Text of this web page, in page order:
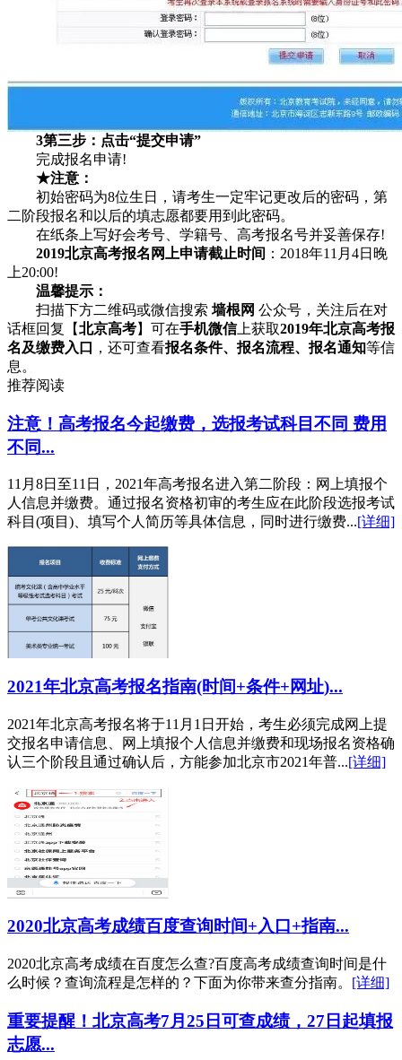
3第三步：点击“提交申请”
完成报名申请!
★注意：
初始密码为8位生日，请考生一定牢记更改后的密码，第
二阶段报名和以后的填志愿都要用到此密码。
在纸条上写好会考号、学籍号、高考报名号并妥善保存!
2019北京高考报名网上申请截止时间 ：2018年11月4日晚
上20:00!
温馨提示 ：
扫描下方二维码或微信搜索 墙根网 公众号，关注后在对
话框回复【北京高考】可在手机微信上获取2019年北京高考报
名及缴费入口
，还可查看报名条件、报名流程、报名通知等信
息。
推荐阅读
注意！高考报名今起缴费，选报考试科目不同 费用
不同...
11月8日至11日，2021年高考报名进入第二阶段：网上填报个
人信息并缴费。通过报名资格初审的考生应在此阶段选报考试
科目(项目)、填写个人简历等具体信息，同时进行缴费...[详细]
2021年北京高考报名指南(时间+条件+网址)...
2021年北京高考报名将于11月1日开始，考生必须完成网上提
交报名申请信息、网上填报个人信息并缴费和现场报名资格确
认三个阶段且通过确认后，方能参加北京市2021年普...[详细]
2020北京高考成绩百度查询时间+入口+指南...
2020北京高考成绩在百度怎么查?百度高考成绩查询时间是什
么时候？查询流程是怎样的？下面为你带来查分指南。 [详细]
重要提醒！北京高考7月25日可查成绩，27日起填报
志愿...